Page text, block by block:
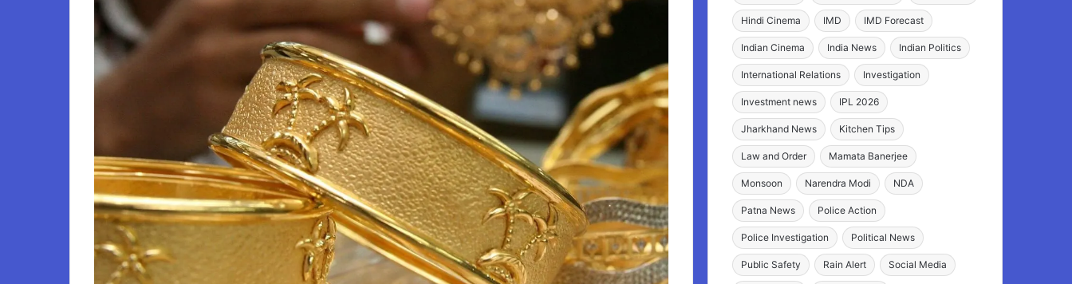
Hindi Cinema IMD IMD Forecast
Indian Cinema India News Indian Politics
International Relations Investigation
Investment news IPL 2026
Jharkhand News Kitchen Tips
Law and Order Mamata Banerjee
Monsoon Narendra Modi NDA
Patna News Police Action
Police Investigation Political News
Public Safety Rain Alert Social Media